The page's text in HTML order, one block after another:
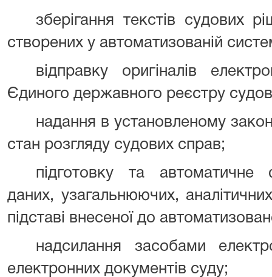
зберігання текстів судових
створених у автоматизованій
відправку оригіналів
Єдиного державного реєстру
надання в установленому
стан розгляду судових справ;
підготовку та автоматичне
даних, узагальнюючих,
підставі внесеної до
надсилання засобами
електронних документів суду;